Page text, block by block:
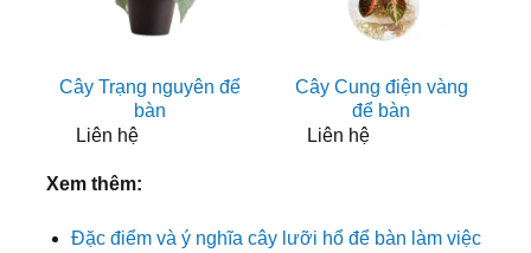
Cây Trạng nguyên để
bàn
Liên hệ
Cây Cung điện vàng
để bàn
Liên hệ
Xem thêm:
Đặc điểm và ý nghĩa cây lưỡi hổ để bàn làm việc